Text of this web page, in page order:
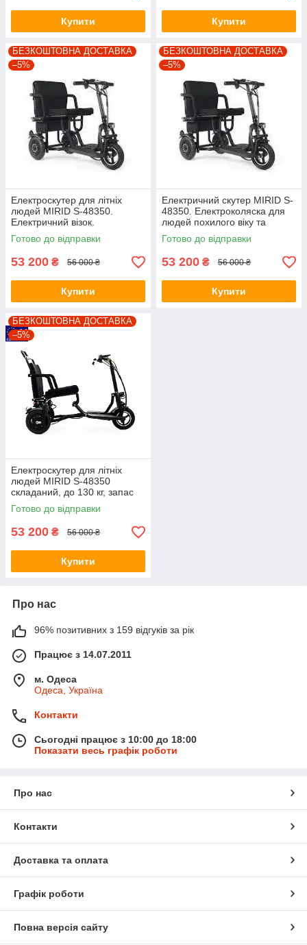
Купити Купити
БЕЗКОШТОВНА ДОСТАВКА
–5%
Електроскутер для літніх
людей MIRID S-48350.
Електричний візок.
Безкоштовна доставка
Готово до відправки
53 200 ₴ 56 000 ₴
Купити
БЕЗКОШТОВНА ДОСТАВКА
–5%
Електричний скутер MIRID S-
48350. Електроколяска для
людей похилого віку та
інвалідів.(код 5071)
Готово до відправки
53 200 ₴ 56 000 ₴
Купити
БЕЗКОШТОВНА ДОСТАВКА
–5%
Електроскутер для літніх
людей MIRID S-48350
складаний, до 130 кг, запас
ходу до 30 км
Готово до відправки
53 200 ₴ 56 000 ₴
Купити
Про нас
96% позитивних з 159 відгуків за рік
Працює з 14.07.2011
м. Одеса
Одеса, Україна
Контакти
Сьогодні працює з 10:00 до 18:00
Показати весь графік роботи
Про нас
Контакти
Доставка та оплата
Графік роботи
Повна версія сайту